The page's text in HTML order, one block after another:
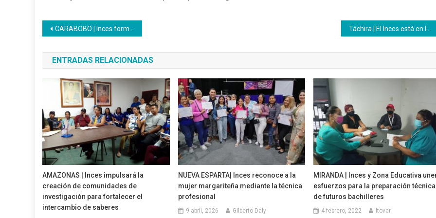
Navegación
de
entradas
CARABOBO | Inces forma a 70 mujeres emprendedoras del Proyecto Carabobo Sostenible
ENTRADAS RELACIONADAS
AMAZONAS | Inces impulsará la
creación de comunidades de
investigación para fortalecer el
intercambio de saberes‎
NUEVA ESPARTA| Inces reconoce a la
mujer margariteña mediante la técnica
profesional
9 abril, 2026 Gilberto Daly
MIRANDA | Inces y Zona Educativa
esfuerzos para la preparación técnica
de futuros bachilleres
4 febrero, 2022 ltovar